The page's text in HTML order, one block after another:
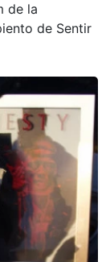
de la
de Sentir